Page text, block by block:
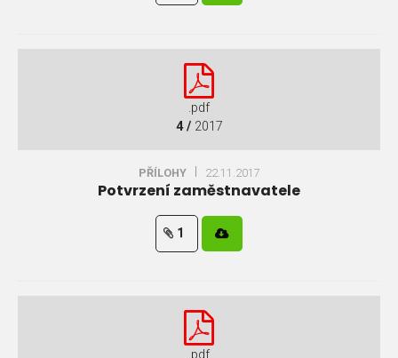
.pdf
4 / 2017
PŘÍLOHY 22.11.2017
Potvrzení zaměstnavatele
1
.pdf